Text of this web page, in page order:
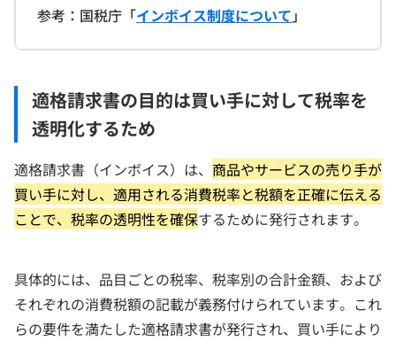
参考：国税庁「インボイス制度について 」
適格請求書の目的は買い手に対して税率を
透明化するため
適格請求書（インボイス）は、 商品やサービスの売り手が
買い手に対し、適用される消費税率と税額を正確に伝える
ことで、税率の透明性を確保するために発行されます。
具体的には、品目ごとの税率、税率別の合計金額、および
それぞれの消費税額の記載が義務付けられています。これ
らの要件を満たした適格請求書が発行され、買い手により